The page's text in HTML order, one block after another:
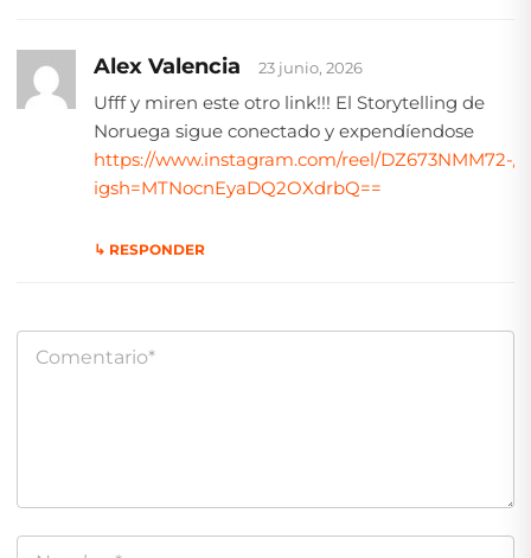
Alex Valencia 23 junio, 2026
Ufff y miren este otro link!!! El Storytelling de
Noruega sigue conectado y expendíendose
https://www.instagram.com/reel/DZ673NMM72-/?
igsh=MTNocnEyaDQ2OXdrbQ==
↳ RESPONDER